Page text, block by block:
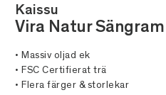
Kaissu
Vira Natur Sängram
• Massiv oljad ek
• FSC Certifierat trä
• Flera färger & storlekar